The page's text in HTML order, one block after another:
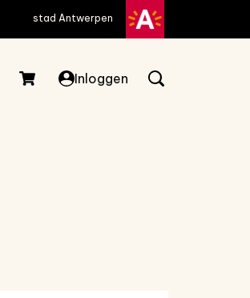
stad Antwerpen
Inloggen